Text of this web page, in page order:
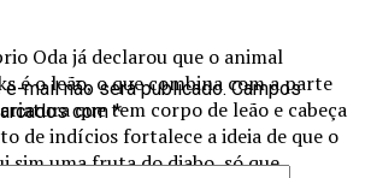
Oda já declarou que o animal
é o leão, o que combina com a parte
que tem corpo de leão e cabeça
de indícios fortalece a ideia de que o
sim uma fruta do diabo, só que
mail não será publicado. Campos
com*